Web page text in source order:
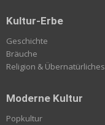
Kultur-Erbe
Geschichte
Bräuche
Religion & Übernatürliches
Moderne Kultur
Popkultur